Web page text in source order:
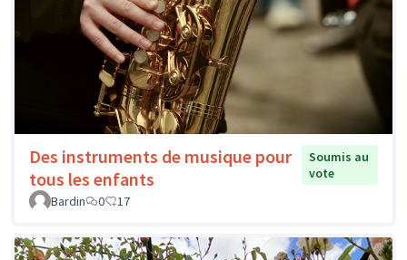
Des instruments de musique pour
tous les enfants
Soumis au
vote
Bardin
0 17